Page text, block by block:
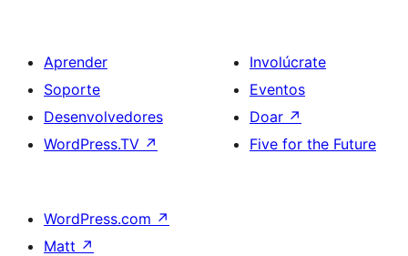
Aprender
Soporte
Desenvolvedores
WordPress.TV ↗
Involúcrate
Eventos
Doar ↗
Five for the Future
WordPress.com ↗
Matt ↗